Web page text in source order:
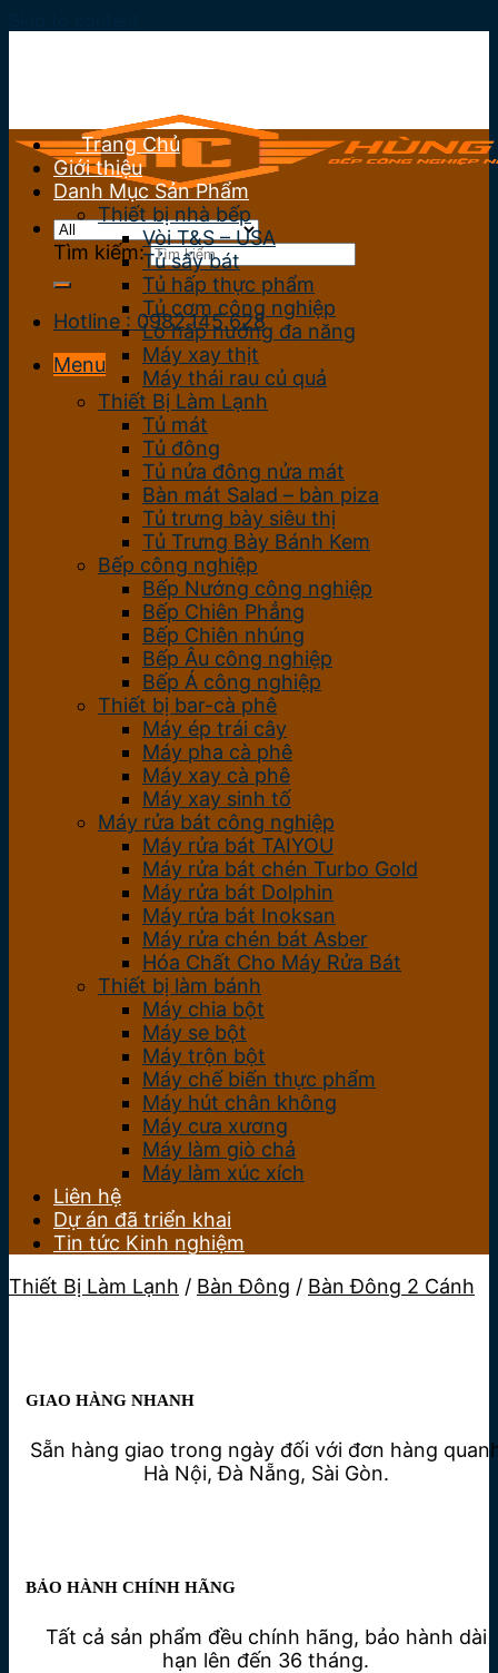
Tìm kiếm:
Hotline : 0982.145.628
Menu
Trang Chủ
Giới thiệu
Danh Mục Sản Phẩm
Thiết bị nhà bếp
Vòi T&S – USA
Tủ sấy bát
Tủ hấp thực phẩm
Tủ cơm công nghiệp
Lò hấp nướng đa năng
Máy xay thịt
Máy thái rau củ quả
Thiết Bị Làm Lạnh
Tủ mát
Tủ đông
Tủ nửa đông nửa mát
Bàn mát Salad – bàn piza
Tủ trưng bày siêu thị
Tủ Trưng Bày Bánh Kem
Bếp công nghiệp
Bếp Nướng công nghiệp
Bếp Chiên Phẳng
Bếp Chiên nhúng
Bếp Âu công nghiệp
Bếp Á công nghiệp
Thiết bị bar-cà phê
Máy ép trái cây
Máy pha cà phê
Máy xay cà phê
Máy xay sinh tố
Máy rửa bát công nghiệp
Máy rửa bát TAIYOU
Máy rửa bát chén Turbo Gold
Máy rửa bát Dolphin
Máy rửa bát Inoksan
Máy rửa chén bát Asber
Hóa Chất Cho Máy Rửa Bát
Thiết bị làm bánh
Máy chia bột
Máy se bột
Máy trộn bột
Máy chế biến thực phẩm
Máy hút chân không
Máy cưa xương
Máy làm giò chả
Máy làm xúc xích
Liên hệ
Dự án đã triển khai
Tin tức Kinh nghiệm
Thiết Bị Làm Lạnh / Bàn Đông / Bàn Đông 2 Cánh
GIAO HÀNG NHANH
Sẵn hàng giao trong ngày đối với đơn hàng
Hà Nội, Đà Nẵng, Sài Gòn.
BẢO HÀNH CHÍNH HÃNG
Tất cả sản phẩm đều chính hãng, bảo hành dài
hạn lên đến 36 tháng.